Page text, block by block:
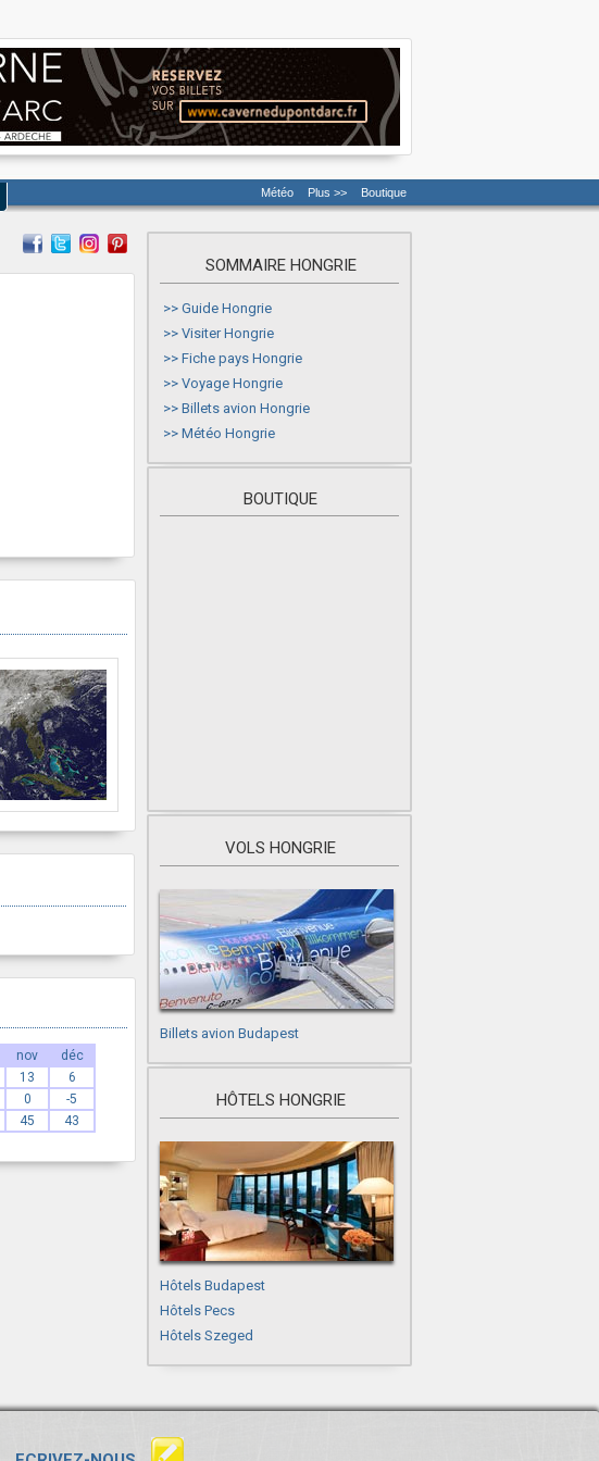
Météo Plus >> Boutique
nov
déc
13
6
0
-5
45 43
SOMMAIRE HONGRIE
>> Guide Hongrie
>> Visiter Hongrie
>> Fiche pays Hongrie
>> Voyage Hongrie
>> Billets avion Hongrie
>> Météo Hongrie
BOUTIQUE
VOLS HONGRIE
Billets avion Budapest
HÔTELS HONGRIE
Hôtels Budapest
Hôtels Pecs
Hôtels Szeged